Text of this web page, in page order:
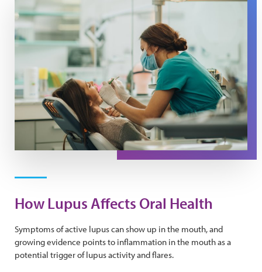
How Lupus Affects Oral Health
Symptoms of active lupus can show up in the mouth, and
growing evidence points to inflammation in the mouth as a
potential trigger of lupus activity and flares.